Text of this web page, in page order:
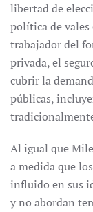
libertad de
política de vales
trabajador del
privada, el
cubrir la
públicas,
Al igual que
a medida que
influido en sus
y no abordan